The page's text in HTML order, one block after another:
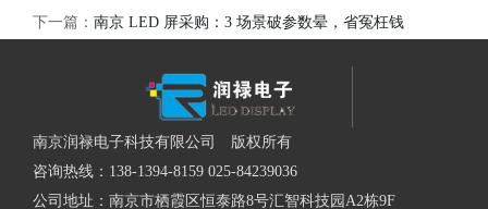
下一篇： 南京 LED 屏采购：3 场景破参数晕，省冤枉钱
南京润禄电子科技有限公司 版权所有
咨询热线：138-1394-8159 025-84239036
公司地址：南京市栖霞区恒泰路8号汇智科技园A2栋9F